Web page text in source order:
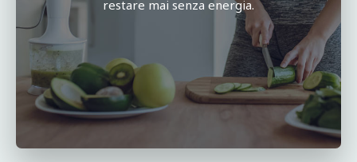
restare mai senza energia.